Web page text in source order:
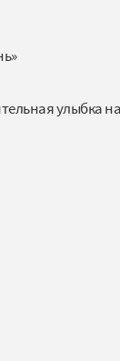
улыбка